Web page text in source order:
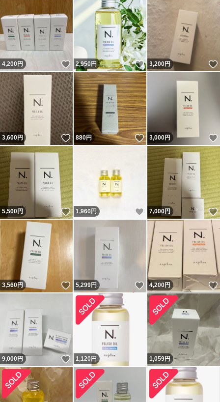
4,200円 いいね！
2,950円 いいね！
3,200円
3,600円 いいね！
880円 いいね！
3,000円
5,500円 いいね！
1,960 円 いいね！
7,000円
3,560円 いいね！
5,299円 いいね！
4,200円
9,000円 いいね！
1,120 円 1,059円